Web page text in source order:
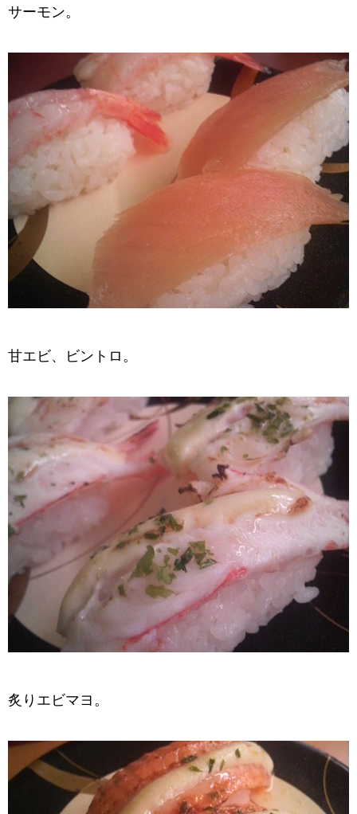
サーモン。
甘エビ、ビントロ。
炙りエビマヨ。